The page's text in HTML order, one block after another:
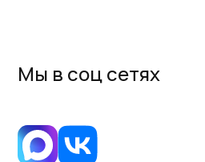
Мы в соц сетях